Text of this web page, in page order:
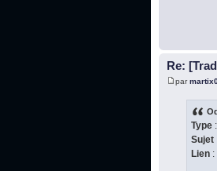
Re:
par
Type
Sujet
Lien :